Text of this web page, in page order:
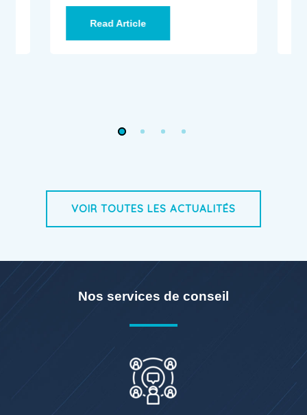
Read Article
VOIR TOUTES LES ACTUALITÉS
Nos services de conseil